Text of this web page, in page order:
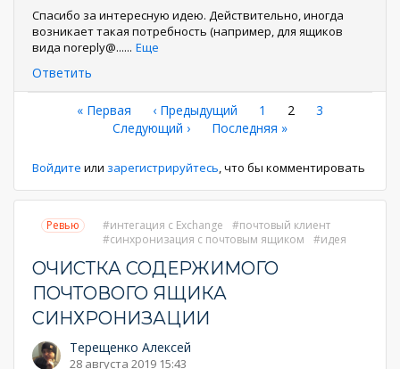
Спасибо за интересную идею. Действительно, иногда
возникает такая потребность (например, для ящиков
вида noreply@...... Еще
Ответить
Нумерация
страниц
Первая
страница
« Первая ←
‹ Предыдущий Страница
1
Текущая
2 Страница
3
Следующая
Следующий ›
Последняя
Последняя »
Войдите или зарегистрируйтесь, что бы комментировать
Ревью интегация с Exchange
почтовый клиент
синхронизация с почтовым ящиком
идея
ОЧИСТКА СОДЕРЖИМОГО
ПОЧТОВОГО ЯЩИКА
СИНХРОНИЗАЦИИ
Терещенко Алексей
28 августа 2019 15:43